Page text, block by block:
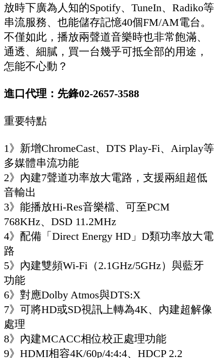
放時下廣為人知的Spotify、TuneIn、Radiko等
串流服務、也能儲存記憶40個FM/AM電台。
不僅如此，播放兩聲道音樂時也非常飽滿、
通透、細膩，買一台幾乎可抵全部的用途，
怎能不心動？
進口代理：先鋒02-2657-3588
重要特點
1》新增ChromeCast、DTS Play-Fi、Airplay等
多媒體串流功能
2》內建7聲道功率放大電路，支援兩組超低
音輸出
3》能播放Hi-Res音樂檔、可至PCM
768KHz、DSD 11.2MHz
4》配備「Direct Energy HD」D類功率放大電
路
5》內建雙頻Wi-Fi（2.1GHz/5GHz）與藍牙
功能
6》對應Dolby Atmos與DTS:X
7》可將HD或SD視訊上轉為4K、內建超解像
處理
8》內建MCACC相位校正處理功能
9》HDMI相容4K/60p/4:4:4、HDCP 2.2